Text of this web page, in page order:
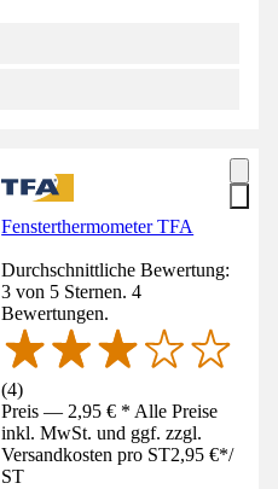
Fensterthermometer TFA
Durchschnittliche Bewertung:
3 von 5 Sternen. 4
Bewertungen.
(4)
Preis — 2,95 € * Alle Preise
inkl. MwSt. und ggf. zzgl.
Versandkosten pro ST2,95 €*/
ST